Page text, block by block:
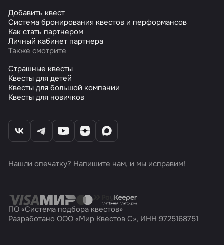
Добавить квест
Система бронирования квестов и перформансов
Как стать партнером
Личный кабинет партнера
Также смотрите
Страшные квесты
Квесты для детей
Квесты для большой компании
Квесты для новичков
Нашли опечатку? Напишите нам, и мы исправим!
ПО «Система подбора квестов»
Разработано ООО «Мир Квестов С», ИНН 9725168751